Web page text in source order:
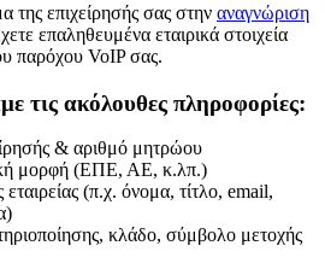
της επιχείρησής σας στην αναγνώριση
επαληθευμένα εταιρικά στοιχεία
παρόχου VoIP σας.
τις ακόλουθες πληροφορίες:
& αριθμό μητρώου
μορφή (ΕΠΕ, ΑΕ, κ.λπ.)
(π.χ. όνομα, τίτλο, email,
κλάδο, σύμβολο μετοχής